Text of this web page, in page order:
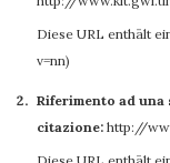
Diese URL enthält
v=nn)
Riferimento ad una
citazione: http://